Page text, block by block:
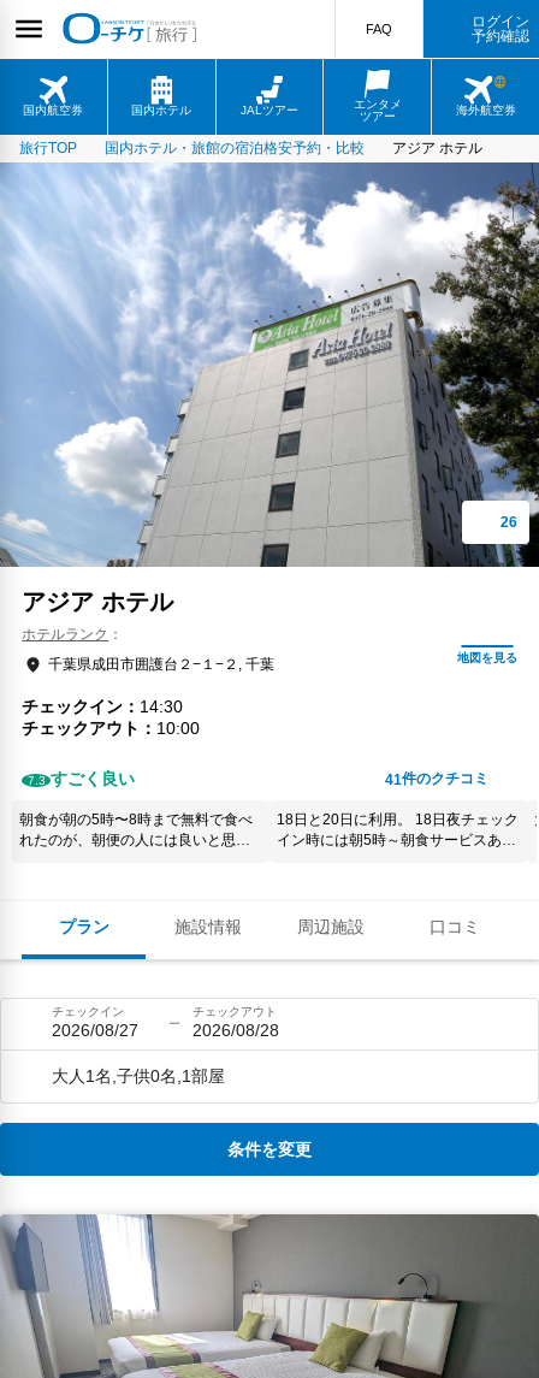
国内航空券 国内ホテル JALツアー
エンタメ
ツアー
海外航空券
FAQ
ログイン
予約確認
旅行TOP 国内ホテル・旅館の宿泊格安予約・比較 アジア ホテル
プラン 施設情報 周辺施設 口コミ
アジア ホテル
ホテルランク
千葉県成田市囲護台２−１−２, 千葉
チェックイン
14:30
チェックアウト
10:00
7.3 すごく良い 41件のクチコミ
朝食が朝の5時〜8時まで無料で食べ
れたのが、朝便の人には良いと思い
18日と20日に利用。 18日夜チェック
イン時には朝5時～朝食サービスある
朝ロビーに行くと諸事情により朝食
クイン時に言ってよ〜
チェックイン
2026/08/27
チェックアウト
2026/08/28
大人1名,子供0名,1部屋
条件を変更